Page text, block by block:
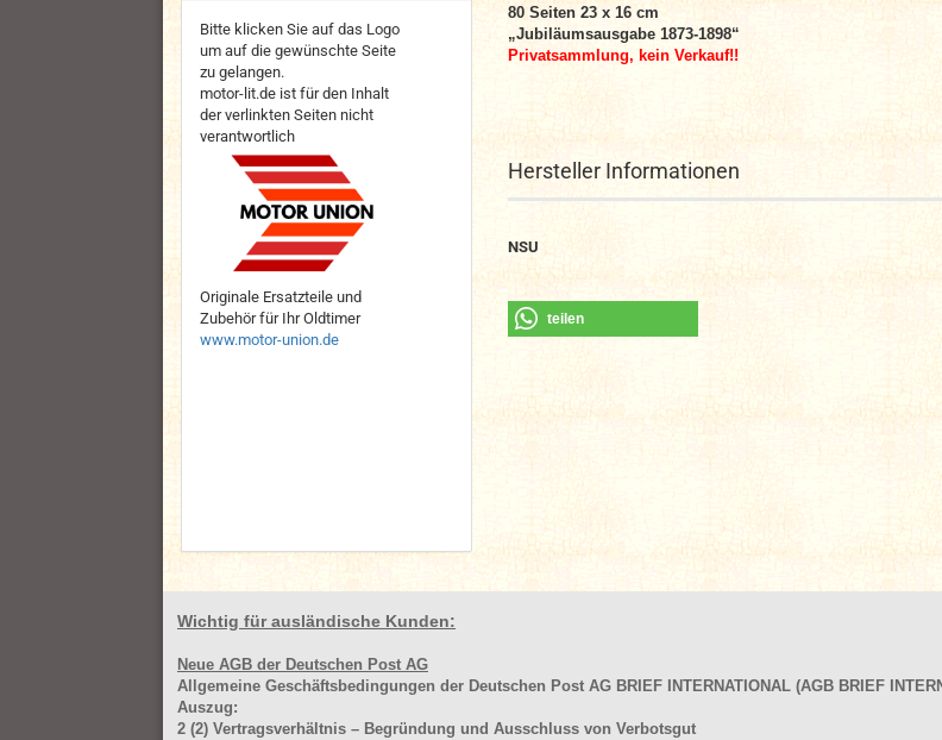
80 Seiten 23 x 16 cm
„Jubiläumsausgabe 1873-1898“
Privatsammlung, kein Verkauf!!
Hersteller Informationen
NSU
teilen
Bitte klicken Sie auf das Logo
um auf die gewünschte Seite
zu gelangen.
motor-lit.de ist für den Inhalt
der verlinkten Seiten nicht
verantwortlich
Originale Ersatzteile und
Zubehör für Ihr Oldtimer
www.motor-union.de
Wichtig für ausländische Kunden:
Neue AGB der Deutschen Post AG
Allgemeine Geschäftsbedingungen der Deutschen Post AG BRIEF INTERNATIONAL (AGB BRIEF
Auszug:
2 (2) Vertragsverhältnis – Begründung und Ausschluss von Verbotsgut